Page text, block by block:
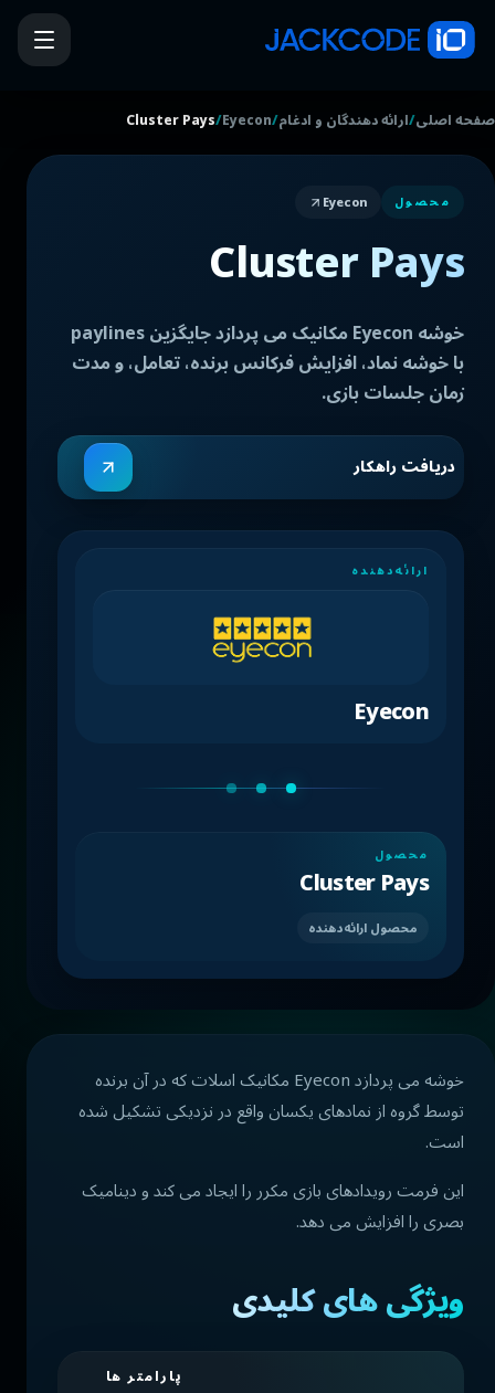
صفحه اصلی/ارائه دهندگان و ادغام/
Eyecon
/
Cluster Pays
محصول Eyecon
Cluster Pays
خوشه Eyecon مکانیک می پردازد جایگزین paylines
با خوشه نماد، افزایش فرکانس برنده، تعامل، و مدت
زمان جلسات بازی.
دریافت راهکار
ارائه‌دهنده
Eyecon
محصول
Cluster Pays
محصول ارائه‌دهنده
خوشه می پردازد Eyecon مکانیک اسلات که در آن برنده
توسط گروه از نمادهای یکسان واقع در نزدیکی تشکیل شده
است.
این فرمت رویدادهای بازی مکرر را ایجاد می کند و دینامیک
بصری را افزایش می دهد.
ویژگی های کلیدی
پارامتر ها